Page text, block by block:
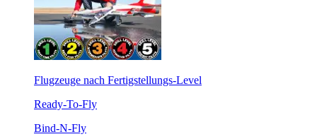
Flugzeuge nach Fertigstellungs-Level
Ready-To-Fly
Bind-N-Fly